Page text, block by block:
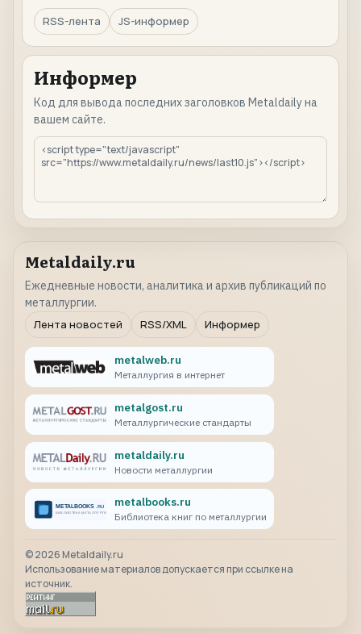
RSS-лента
JS-информер
Информер
Код для вывода последних заголовков Metaldaily на
вашем сайте.
Metaldaily.ru
Ежедневные новости, аналитика и архив публикаций по
металлургии.
Лента новостей
RSS/XML Информер
metalweb.ru
Металлургия в интернет
metalgost.ru
Металлургические стандарты
metaldaily.ru
Новости металлургии
metalbooks.ru
Библиотека книг по металлургии
©2026 Metaldaily.ru
Использование материалов допускается при ссылке на
источник.